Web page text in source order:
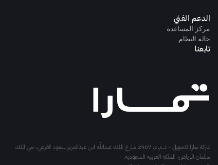
الدعم الفني
مركز المساعدة
حالة النظام
تابعنا
شركة تمارا للتمويل - ذ.م.م، 2907 شارع الملك عبدالله ابن عبدالعزيز سعود الفرعي، حي الملك
سلمان الرياض، المملكة العربية السعودية.